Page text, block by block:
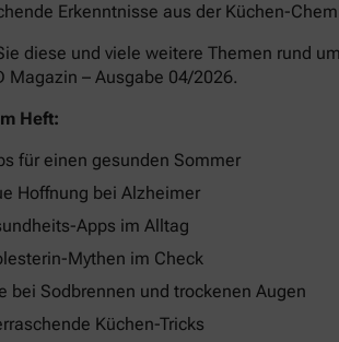
Erkenntnisse aus der Küchen-
diese und viele weitere Themen rund
Magazin – Ausgabe 04/2026.
Heft:
für einen gesunden Sommer
Hoffnung bei Alzheimer
Apps im Alltag
Mythen im Check
bei Sodbrennen und trockenen Augen
Küchen-Tricks